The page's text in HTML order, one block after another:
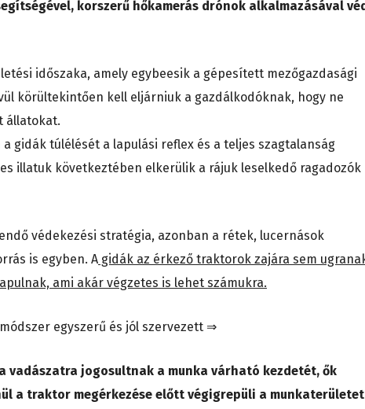
korszerű hőkamerás drónok alkalmazásával
időszaka, amely egybeesik a gépesített mezőgazdasági
körültekintően kell eljárniuk a gazdálkodóknak, hogy ne
állatokat.
gidák túlélését a lapulási reflex és a teljes szagtalanság
illatuk következtében elkerülik a rájuk leselkedő ragadozók
védekezési stratégia, azonban a rétek, lucernások
is egyben. A gidák az érkező traktorok zajára sem
ami akár végzetes is lehet számukra.
egyszerű és jól szervezett ⇒
vadászatra jogosultnak a munka várható kezdetét, ők
a traktor megérkezése előtt végigrepüli a